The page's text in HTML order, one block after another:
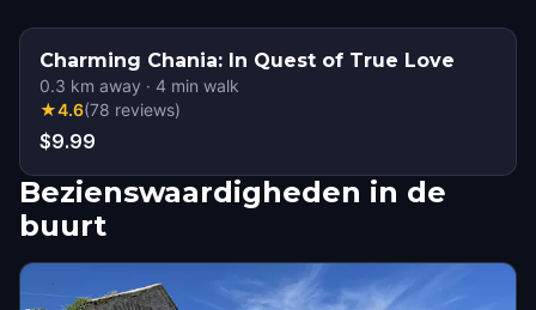
Charming Chania: In Quest of True Love
0.3 km away · 4 min walk
★4.6(78 reviews)
$9.99
Bezienswaardigheden in de
buurt